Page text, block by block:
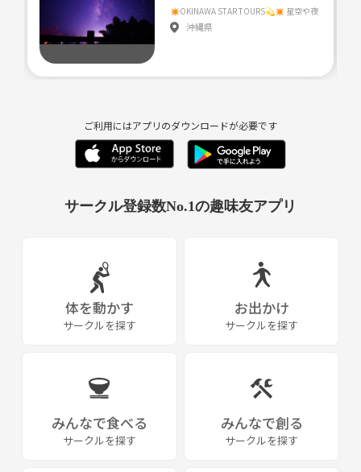
沖縄県
ご利用にはアプリのダウンロードが必要です
サークル登録数No.1の趣味友アプリ
体を動かす
サークルを探す
お出かけ
サークルを探す
みんなで食べる
サークルを探す
みんなで創る
サークルを探す